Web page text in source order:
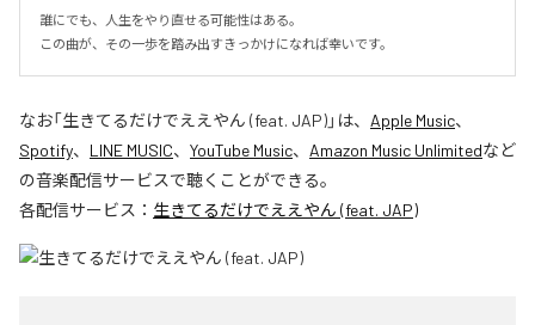
誰にでも、人生をやり直せる可能性はある。
この曲が、その一歩を踏み出すきっかけになれば幸いです。
なお「生きてるだけでええやん (feat. JAP)」は、 Apple Music、
Spotify、 LINE MUSIC、 YouTube Music、 Amazon Music Unlimitedなど
の音楽配信サービスで聴くことができる。
各配信サービス： 生きてるだけでええやん (feat. JAP)